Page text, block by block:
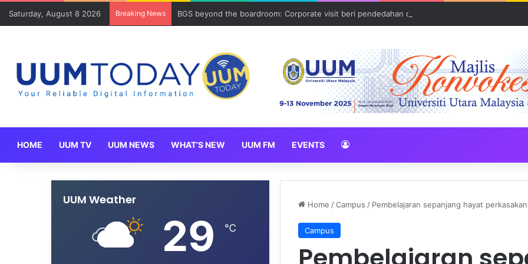
Saturday, August 8 2026 Breaking News BGS beyond the boardroom: Corporate visit beri pendedahan dunia korporat kepada PELAJAR
HOME UUM TV UUM NEWS WHAT’S NEW UUM FM EVENTS
Home /Campus / Pembelajaran sepanjang hayat
Campus
UUM Weather
29 ℃